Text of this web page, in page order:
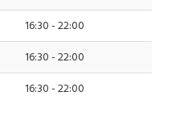
16:30 - 22:00
16:30 - 22:00
16:30 - 22:00